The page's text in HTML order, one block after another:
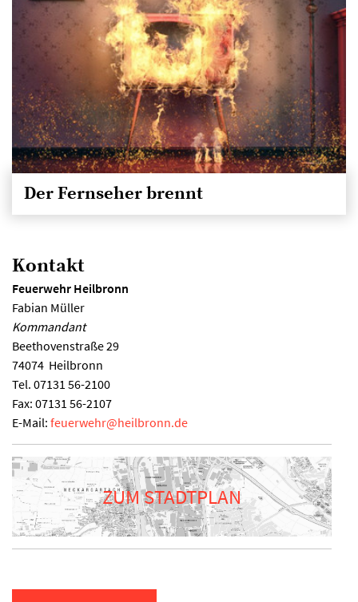
Der Fernseher brennt
Kontakt
Feuerwehr Heilbronn
Fabian Müller
Kommandant
Beethovenstraße 29
74074 Heilbronn
Tel. 07131 56-2100
Fax: 07131 56-2107
E-Mail: feuerwehr@heilbronn.de
ZUM STADTPLAN